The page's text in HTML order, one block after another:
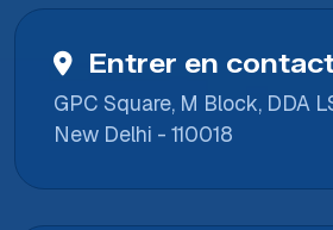
Entrer en
GPC Square, M Block, DDA
New Delhi - 110018